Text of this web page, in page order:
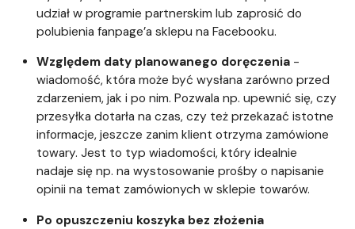
udział w programie partnerskim lub zaprosić do
polubienia fanpage’a sklepu na Facebooku.
Względem daty planowanego doręczenia-
wiadomość, która może być wysłana zarówno przed
zdarzeniem, jak i po nim. Pozwala np. upewnić się, czy
przesyłka dotarła na czas, czy też przekazać istotne
informacje, jeszcze zanim klient otrzyma zamówione
towary. Jest to typ wiadomości, który idealnie
nadaje się np. na wystosowanie prośby o napisanie
opinii na temat zamówionych w sklepie towarów.
Po opuszczeniu koszyka bez złożenia